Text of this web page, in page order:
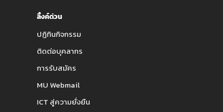
ลิ้งค์ด่วน
ปฏิทินกิจกรรม
ติดต่อบุคลากร
การรับสมัคร
MU Webmail
ICT สู่ความยั่งยืน